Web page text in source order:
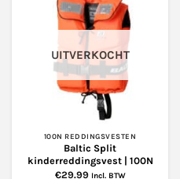
variaties.
Deze
kan
gekozen
worden
op
de
productpagina
UITVERKOCHT
100N REDDINGSVESTEN
Baltic Split
kinderreddingsvest | 100N
€29.99 Incl. BTW